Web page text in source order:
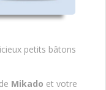
petits bâtons
Mikado et votre